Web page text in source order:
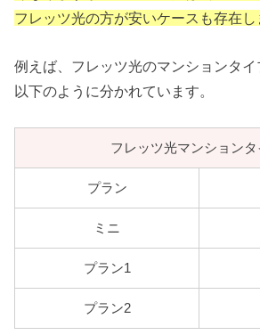
フレッツ光の方が安いケースも存在し
例えば、フレッツ光のマンションタ
以下のように分かれています。
フレッツ光マンション
プラン
ミニ
プラン1
プラン2